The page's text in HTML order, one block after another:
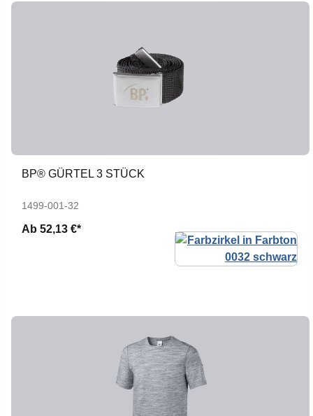
BP® GÜRTEL 3 STÜCK
1499-001-32
Ab 52,13 €*